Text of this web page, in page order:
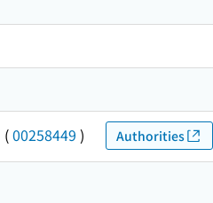
(00258449 ) Authorities